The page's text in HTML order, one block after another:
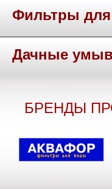
Фильтры
Дачные
БРЕНДЫ